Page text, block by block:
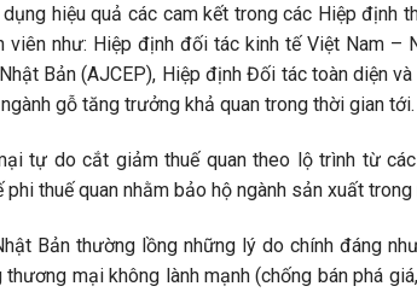
hiệu quả các cam kết trong các Hiệp định
viên như: Hiệp định đối tác kinh tế Việt Nam –
Bản (AJCEP), Hiệp định Đối tác toàn diện
gỗ tăng trưởng khả quan trong thời gian tới.
tự do cắt giảm thuế quan theo lộ trình từ
thuế quan nhằm bảo hộ ngành sản xuất trong
Bản thường lồng những lý do chính đáng
mại không lành mạnh (chống bán phá